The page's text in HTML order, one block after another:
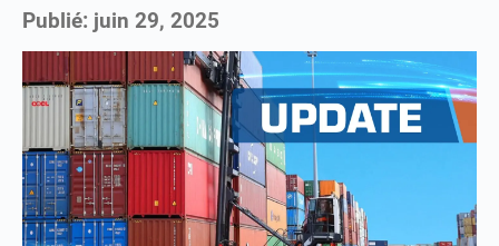
Publié: juin 29, 2025